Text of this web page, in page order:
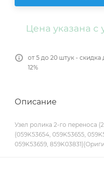
Цена указана с
от 5 до 20 штук - скидка
12%
Описание
Узел ролика 2-го переноса
(059K53654, 059K53655,
059K53659,